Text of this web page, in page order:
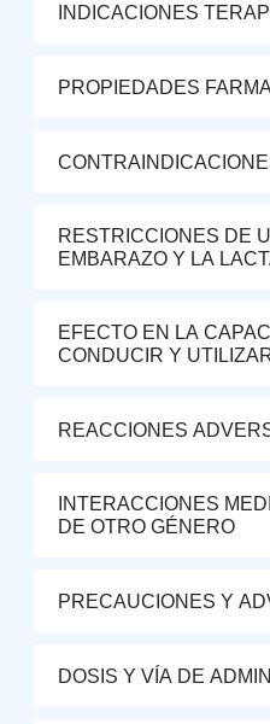
INDICACIONES
PROPIEDADES
RESTRICCIONES DE
EMBARAZO Y LA
EFECTO EN LA
CONDUCIR Y
REACCIONES
INTERACCIONES
DE OTRO GÉNERO
PRECAUCIONES Y
DOSIS Y VÍA DE